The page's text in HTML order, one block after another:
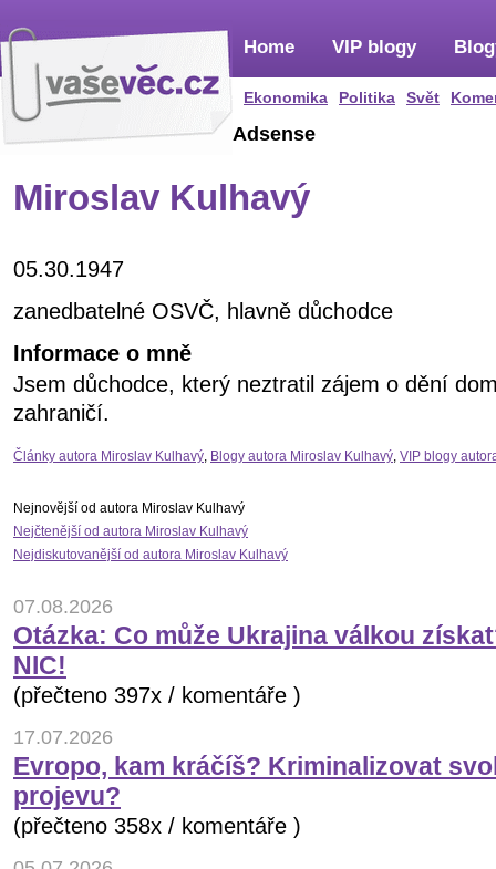
Home
Ekonomika Politika Svět
VIP blogy
Adsense
Miroslav Kulhavý
05.30.1947
zanedbatelné OSVČ, hlavně důchodce
Informace o mně
Jsem důchodce, který neztratil zájem o dění
zahraničí.
Články autora Miroslav Kulhavý, Blogy autora Miroslav Kulhavý, VIP blogy
Nejnovější od autora Miroslav Kulhavý
Nejčtenější od autora Miroslav Kulhavý
Nejdiskutovanější od autora Miroslav Kulhavý
07.08.2026
Otázka: Co může Ukrajina válkou
NIC!
(přečteno 397x / komentáře )
17.07.2026
Evropo, kam kráčíš? Kriminalizovat
projevu?
(přečteno 358x / komentáře )